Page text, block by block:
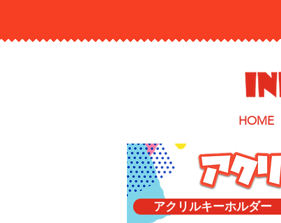
HOME
アクリルキーホルダー